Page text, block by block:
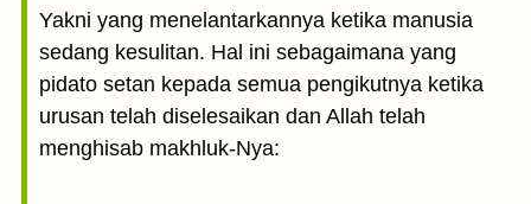
Yakni yang menelantarkannya ketika manusia
sedang kesulitan. Hal ini sebagaimana yang
pidato setan kepada semua pengikutnya ketika
urusan telah diselesaikan dan Allah telah
menghisab makhluk-Nya: